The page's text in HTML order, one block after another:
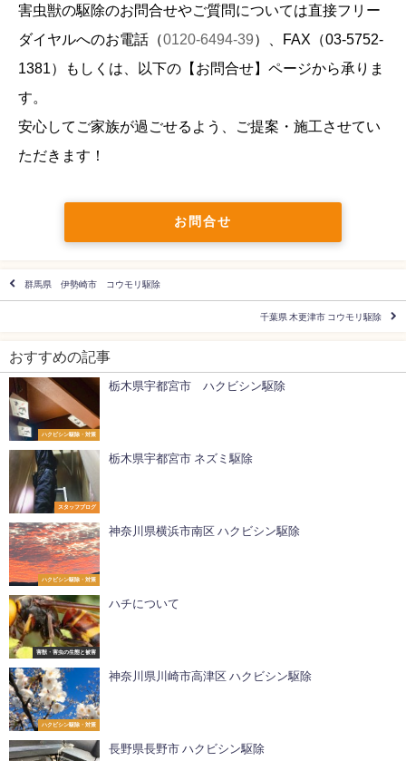
害虫獣の駆除のお問合せやご質問については直接フリー
ダイヤルへのお電話（0120-6494-39）、FAX（03-5752-
1381 ）もしくは、以下の【お問合せ】ページから承りま
す。
安心してご家族が過ごせるよう、ご提案・施工させてい
ただきます！
お問合せ
群馬県 伊勢崎市 コウモリ駆除
千葉県 木更津市 コウモリ駆除
おすすめの記事
ハクビシン駆除・対策
栃木県宇都宮市 ハクビシン駆除
スタッフブログ
栃木県宇都宮市 ネズミ駆除
ハクビシン駆除・対策
神奈川県横浜市南区 ハクビシン駆除
害獣・害虫の生態と被害
ハチについて
ハクビシン駆除・対策
神奈川県川崎市高津区 ハクビシン駆除
長野県長野市 ハクビシン駆除